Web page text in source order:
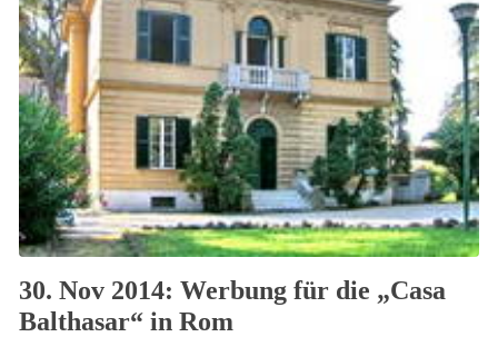
30. Nov 2014: Werbung für die „Casa
Balthasar“ in Rom